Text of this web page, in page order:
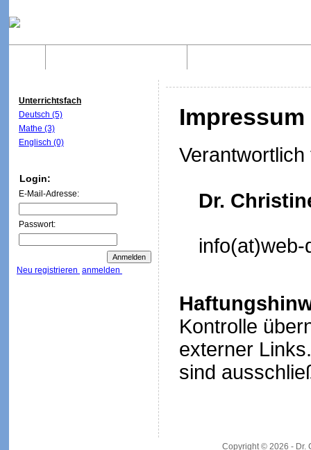
Unterrichtsfach
Deutsch (5)
Mathe (3)
Englisch (0)
Login:
E-Mail-Adresse:
Passwort:
Neu registrieren anmelden
Impressum
Dr.
Kontrolle
externer
sind
Copyright © 2026 - Dr.